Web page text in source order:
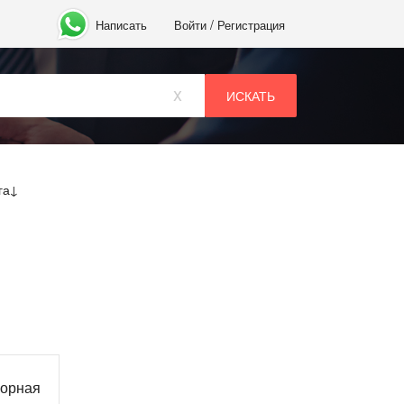
Написать Войти / Регистрация
x